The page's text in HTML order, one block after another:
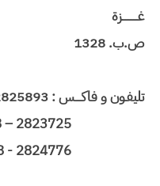
غــــــــــزة
ص.ب. 1328
تليفـون و فاكــــس : 2825893 – 08